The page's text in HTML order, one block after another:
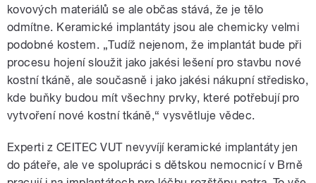
kovových materiálů se ale občas stává, že je tělo
odmítne. Keramické implantáty jsou ale chemicky velmi
podobné kostem. „Tudíž nejenom, že implantát bude při
procesu hojení sloužit jako jakési lešení pro stavbu nové
kostní tkáně, ale současně i jako jakési nákupní středisko,
kde buňky budou mít všechny prvky, které potřebují pro
vytvoření nové kostní tkáně,“ vysvětluje vědec.
Experti z CEITEC VUT nevyvíjí keramické implantáty jen
do páteře, ale ve spolupráci s dětskou nemocnicí v Brně